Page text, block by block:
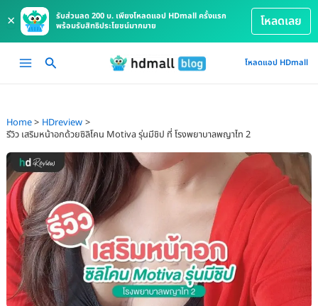
×
รับส่วนลด 200 บ. เพียงโหลดแอป HDmall ครั้งแรก
พร้อมรับสิทธิประโยชน์มากมาย
โหลดเลย
Main
โหลดแอป HDmall
Home
HDreview
รีวิว เสริมหน้าอกด้วยซิลิโคน Motiva รุ่นมีชิป ที่ โรงพยาบาลพญาไท 2